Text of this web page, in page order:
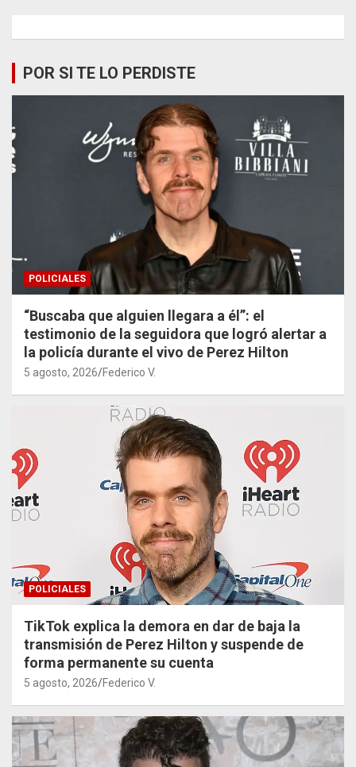
POR SI TE LO PERDISTE
POLICIALES
“Buscaba que alguien llegara a él”: el
testimonio de la seguidora que logró alertar a
la policía durante el vivo de Perez Hilton
5 agosto, 2026 Federico V.
POLICIALES
TikTok explica la demora en dar de baja la
transmisión de Perez Hilton y suspende de
forma permanente su cuenta
5 agosto, 2026 Federico V.